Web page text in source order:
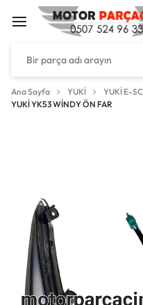
Ana Sayfa YUKİ YUKİ E-
YUKİ YK53 WİNDY ÖN FAR